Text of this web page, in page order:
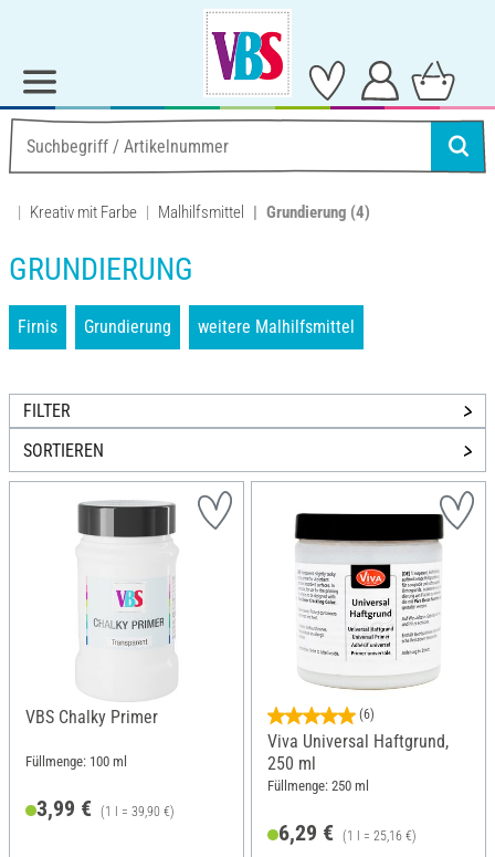
Kreativ mit Farbe Malhilfsmittel Grundierung (4)
GRUNDIERUNG
Firnis Grundierung weitere Malhilfsmittel
FILTER
SORTIEREN
VBS Chalky Primer
Füllmenge: 100 ml
3,99 € (1 l = 39,90 €)
(6)
Viva Universal Haftgrund,
250 ml
Füllmenge: 250 ml
6,29 € (1 l = 25,16 €)